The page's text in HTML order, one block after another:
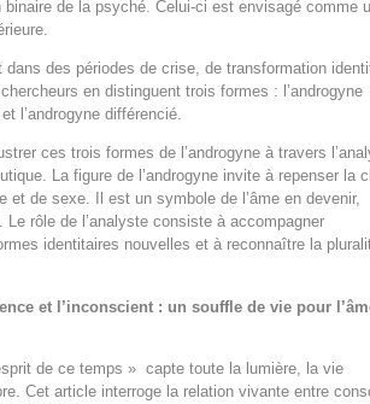
de la psyché. Celui-ci est envisagé comme
dans des périodes de crise, de transformation
en distinguent trois formes : l’androgyne
et l’androgyne différencié.
ces trois formes de l’androgyne à travers
La figure de l’androgyne invite à repenser la
et de sexe. Il est un symbole de l’âme en devenir,
rôle de l’analyste consiste à accompagner
identitaires nouvelles et à reconnaître la
et l’inconscient : un souffle de vie pour
de ce temps » capte toute la lumière, la vie
Cet article interroge la relation vivante entre